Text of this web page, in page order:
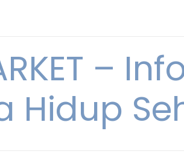
–
Hidup